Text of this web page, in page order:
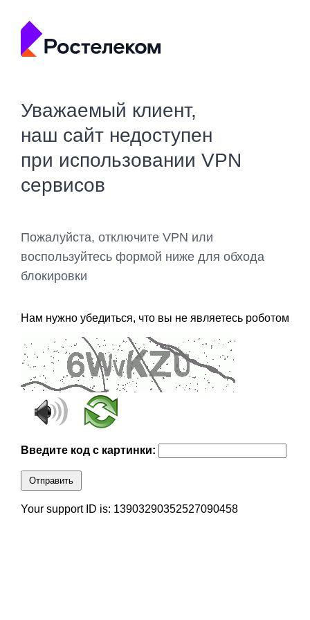
Уважаемый клиент,
наш сайт недоступен
при использовании VPN
сервисов
Пожалуйста, отключите VPN или
воспользуйтесь формой ниже для обхода
блокировки
Нам нужно убедиться, что вы не являетесь роботом
Введите код с картинки:
Отправить
Your support ID is: 13903290352527090458